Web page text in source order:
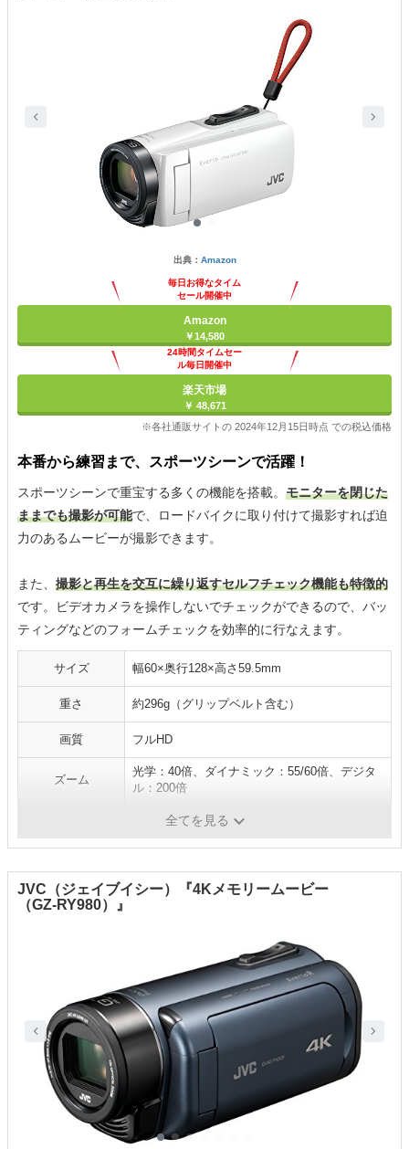
出典： Amazon
毎日お得なタイム
セール開催中
Amazon
￥14,580
24時間タイムセー
ル毎日開催中
楽天市場
￥ 48,671
※各社通販サイトの 2024年12月15日時点 での税込価格
本番から練習まで、スポーツシーンで活躍！
スポーツシーンで重宝する多くの機能を搭載。 モニターを閉じた
ままでも撮影が可能で、ロードバイクに取り付けて撮影すれば迫
力のあるムービーが撮影できます。
また、 撮影と再生を交互に繰り返すセルフチェック機能も特徴的
です。ビデオカメラを操作しないでチェックができるので、バッ
ティングなどのフォームチェックを効率的に行なえます。
サイズ 幅60×奥行128×高さ59.5mm
重さ 約296g（グリップベルト含む）
画質 フルHD
ズーム
光学：40倍、ダイナミック：55/60倍、デジタ
ル：200倍
約4時間40分
全てを見る
JVC（ジェイブイシー）『4Kメモリームービー
（GZ-RY980）』